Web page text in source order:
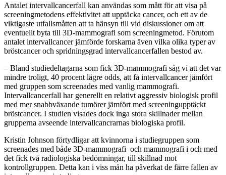
Antalet intervallcancerfall kan användas som mått för att visa på
screeningmetodens effektivitet att upptäcka cancer, och ett av de
viktigaste utfallsmåtten att ta hänsyn till vid diskussioner om att
eventuellt byta till 3D‑mammografi som screeningmetod. Förutom
antalet intervallcancer jämförde forskarna även vilka olika typer av
bröstcancer och spridningsgrad intervallcancerfallen bestod av.
– Bland studiedeltagarna som fick 3D‑mammografi såg vi att det var
mindre troligt, 40 procent lägre odds, att få intervallcancer jämfört
med gruppen som screenades med vanlig mammografi.
Intervallcancerfall har generellt en relativt aggressiv biologisk profil
med mer snabbväxande tumörer jämfört med screeningupptäckt
bröstcancer. I studien visades dock inga stora skillnader mellan
grupperna avseende intervallcancrarnas biologiska profil.
Kristin Johnson förtydligar att kvinnorna i studiegruppen som
screenades med både 3D‑mammografi och mammografi i och med
det fick två radiologiska bedömningar, till skillnad mot
kontrollgruppen. Detta kan i viss mån ha påverkat de färre fallen av